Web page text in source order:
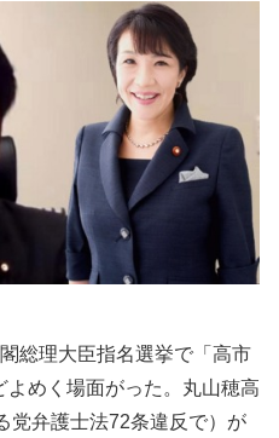
総理大臣指名選挙で「高市
めく場面がった。丸山穂高
党弁護士法72条違反で）が